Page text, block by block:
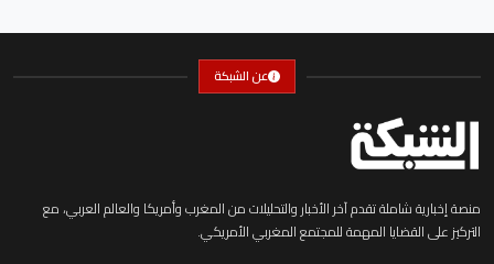
عن الشبكة
منصة إخبارية شاملة تقدم آخر الأخبار والتحليلات من المغرب وأمريكا والعالم العربي، مع
التركيز على القضايا المهمة للمجتمع المغربي الأمريكي.